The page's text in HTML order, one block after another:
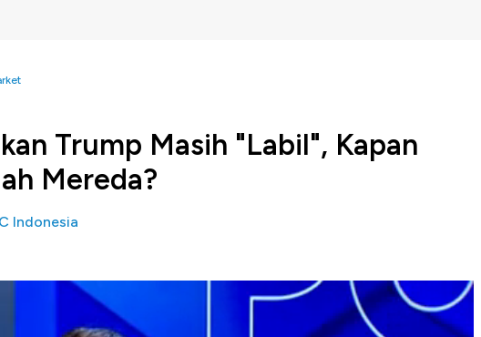
Trump Masih "Labil", Kapan
Mereda?
Indonesia
Nilai tukar Rupiah masih bergerak volatil menghadapi gejolak global imbas
sempat menyentuh level Rp17.000 per Dolar AS, Rupiah saat ini